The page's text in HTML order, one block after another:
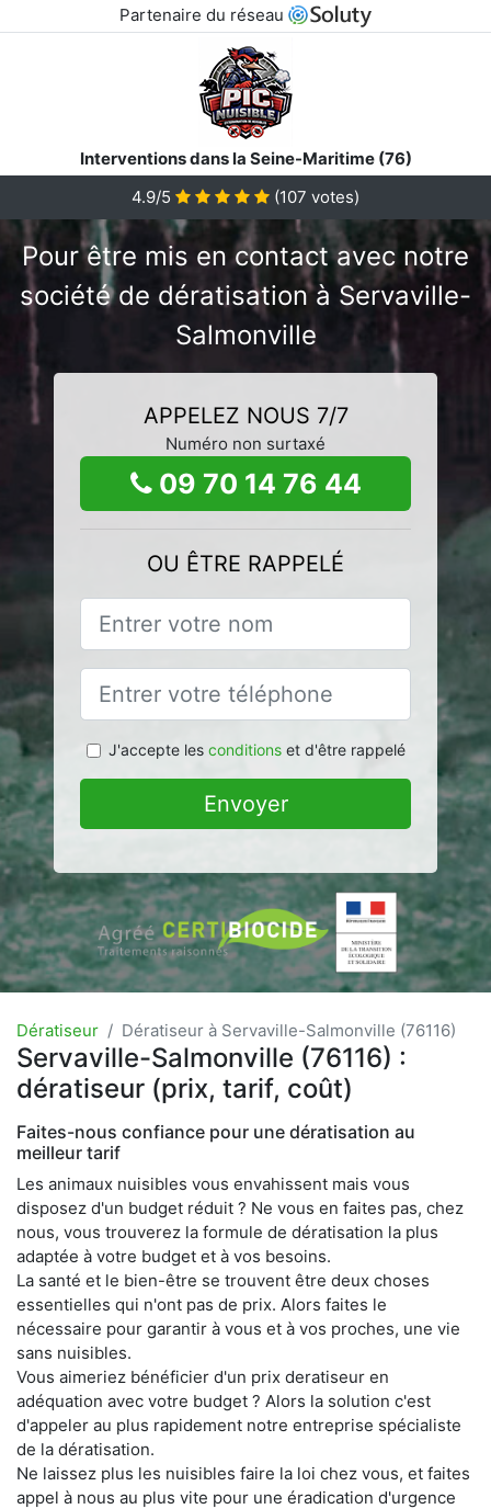
Partenaire du réseau
Interventions dans la Seine-Maritime (76)
4.9/5
(107 votes)
Pour être mis en contact avec notre
société de dératisation à Servaville-
Salmonville
APPELEZ NOUS 7/7
Numéro non surtaxé
09 70 14 76 44
OU ÊTRE RAPPELÉ
J'accepte les conditionset d'être rappelé
Envoyer
Dératiseur Dératiseur à Servaville-Salmonville (76116)
Servaville-Salmonville (76116) :
dératiseur (prix, tarif, coût)
Faites-nous confiance pour une dératisation au
meilleur tarif
Les animaux nuisibles vous envahissent mais vous
disposez d'un budget réduit ? Ne vous en faites pas, chez
nous, vous trouverez la formule de dératisation la plus
adaptée à votre budget et à vos besoins.
La santé et le bien-être se trouvent être deux choses
essentielles qui n'ont pas de prix. Alors faites le
nécessaire pour garantir à vous et à vos proches, une vie
sans nuisibles.
Vous aimeriez bénéficier d'un prix deratiseur en
adéquation avec votre budget ? Alors la solution c'est
d'appeler au plus rapidement notre entreprise spécialiste
de la dératisation.
Ne laissez plus les nuisibles faire la loi chez vous, et faites
appel à nous au plus vite pour une éradication d'urgence